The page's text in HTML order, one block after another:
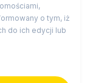
o tym, iż
do ich edycji lub